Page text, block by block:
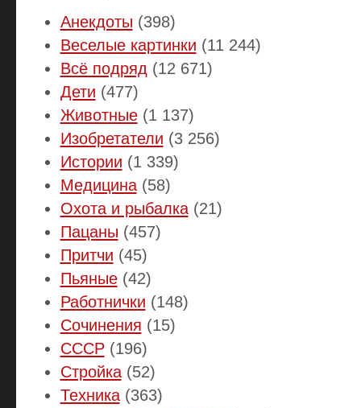
Анекдоты (398)
Веселые картинки (11 244)
Всё подряд (12 671)
Дети (477)
Животные(1 137)
Изобретатели (3 256)
Истории (1 339)
Медицина(58)
Охота и рыбалка(21)
Пацаны (457)
Притчи (45)
Пьяные(42)
Работнички (148)
Сочинения (15)
СССР(196)
Стройка(52)
Техника(363)